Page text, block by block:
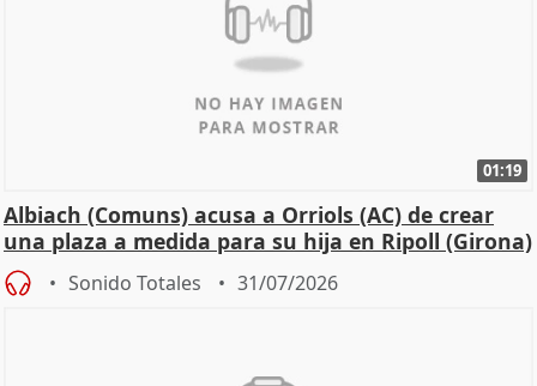
01:19
Albiach (Comuns) acusa a Orriols (AC) de crear
una plaza a medida para su hija en Ripoll (Girona)
Sonido Totales 31/07/2026